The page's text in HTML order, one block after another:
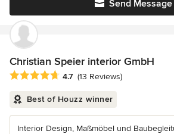
Send Message
Christian Speier interior GmbH
Average rating: 4.7 out of 5 stars
4.7 (13 Reviews)
Best of Houzz winner
Interior Design, Maßmöbel und